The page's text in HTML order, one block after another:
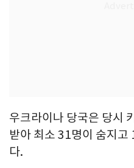
우크라이나 당국은 당시
받아 최소 31명이 숨지고
다.